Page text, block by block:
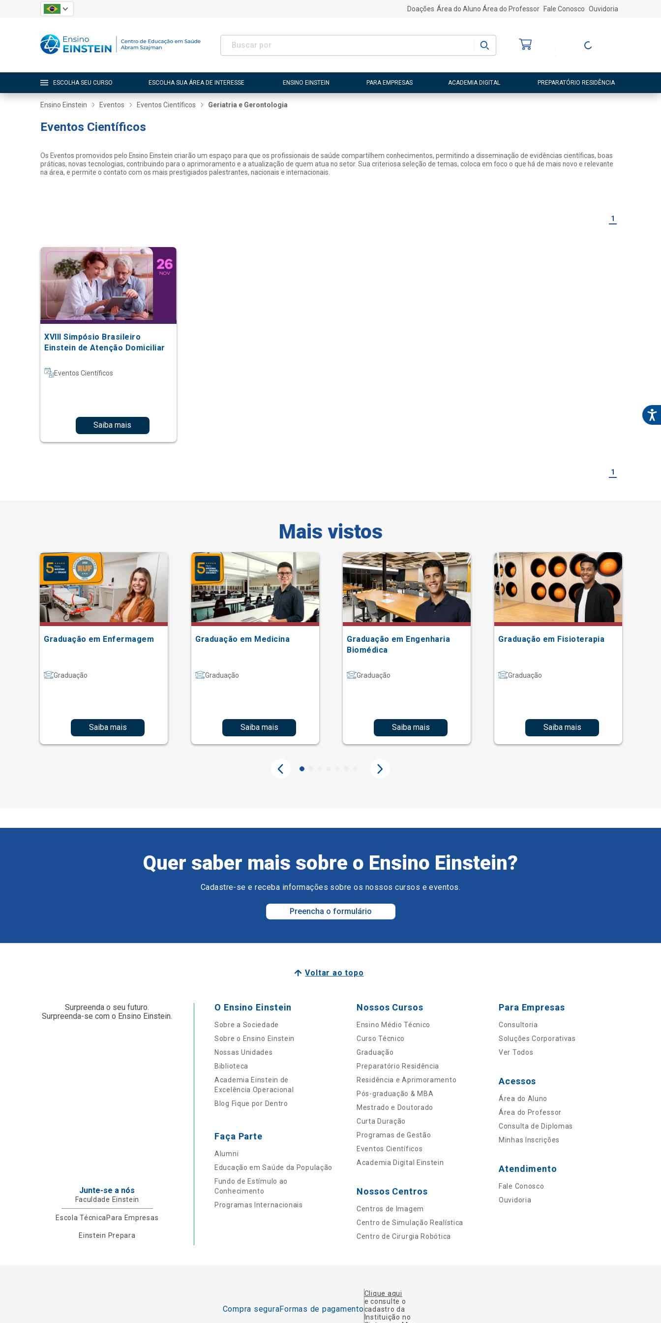
Doações Área do Aluno Área do Professor Fale Conosco Ouvidoria
Entre ou Cadastre-
ESCOLHA SEU CURSO ESCOLHA SUA ÁREA DE INTERESSE ENSINO EINSTEIN PARA EMPRESAS ACADEMIA DIGITAL PREPARATÓRIO RESIDÊNCIA
Ensino Einstein Eventos Eventos Científicos Geriatria e Gerontologia
Eventos Científicos
Os Eventos promovidos pelo Ensino Einstein criarão um espaço para que os profissionais de saúde compartilhem conhecimentos, permitindo a disseminação de evidências científicas, boas
práticas, novas tecnologias, contribuindo para o aprimoramento e a atualização de quem atua no setor. Sua criteriosa seleção de temas, coloca em foco o que há de mais novo e relevante
na área, e permite o contato com os mais prestigiados palestrantes, nacionais e internacionais.
1
XVIII Simpósio Brasileiro
Einstein de Atenção Domiciliar
Eventos Científicos
Saiba mais
1
Mais vistos
Graduação em Enfermagem
Graduação
Saiba mais
Graduação em Medicina
Graduação
Saiba mais
Graduação em Engenharia
Biomédica
Graduação
Saiba mais
Graduação em Fisioterapia
Graduação
Saiba mais
Quer saber mais sobre o Ensino Einstein?
Cadastre-se e receba informações sobre os nossos cursos e eventos.
Preencha o formulário
Voltar ao topo
Surpreenda o seu futuro.
Surpreenda-se com o Ensino Einstein.
Junte-se a nós
Faculdade Einstein
Escola Técnica Para Empresas
Einstein Prepara
O Ensino Einstein
Sobre a Sociedade
Sobre o Ensino Einstein
Nossas Unidades
Biblioteca
Academia Einstein de
Excelência Operacional
Blog Fique por Dentro
Faça Parte
Alumni
Educação em Saúde da População
Fundo de Estímulo ao
Conhecimento
Programas Internacionais
Nossos Cursos
Ensino Médio Técnico
Curso Técnico
Graduação
Preparatório Residência
Residência e Aprimoramento
Pós-graduação & MBA
Mestrado e Doutorado
Curta Duração
Programas de Gestão
Eventos Científicos
Academia Digital Einstein
Nossos Centros
Centros de Imagem
Centro de Simulação Realística
Centro de Cirurgia Robótica
Para Empresas
Consultoria
Soluções Corporativas
Ver Todos
Acessos
Área do Aluno
Área do Professor
Consulta de Diplomas
Minhas Inscrições
Atendimento
Fale Conosco
Ouvidoria
Compra seguraFormas de pagamento
Clique aqui
e consulte o
cadastro da
Instituição no